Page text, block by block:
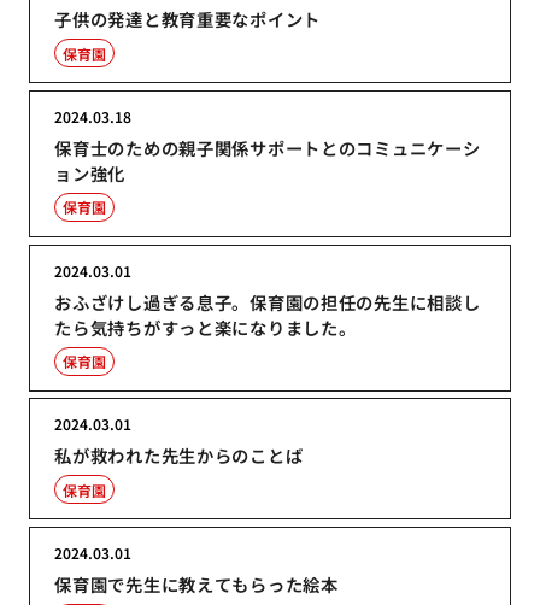
子供の発達と教育重要なポイント
保育園
保育士のための親子関係サポートとのコミュニケーシ
ョン強化
2024.03.18
保育園
おふざけし過ぎる息子。保育園の担任の先生に相談し
たら気持ちがすっと楽になりました。
2024.03.01
保育園
私が救われた先生からのことば
2024.03.01
保育園
保育園で先生に教えてもらった絵本
2024.03.01